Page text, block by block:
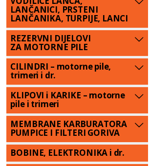
LANČANICI, PRSTENI
LANČANIKA, TURPIJE, LANCI
REZERVNI DIJELOVI
ZA MOTORNE PILE
CILINDRI – motorne pile,
trimeri i dr.
KLIPOVI i KARIKE – motorne
pile i trimeri
MEMBRANE KARBURATORA
PUMPICE I FILTERI GORIVA
BOBINE, ELEKTRONIKA i dr.